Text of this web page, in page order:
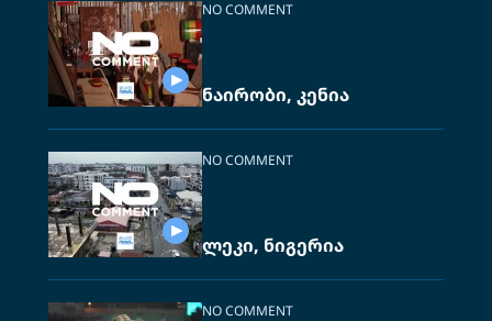
NO COMMENT
ნაირობი, კენია
NO COMMENT
ლეკი, ნიგერია
NO COMMENT